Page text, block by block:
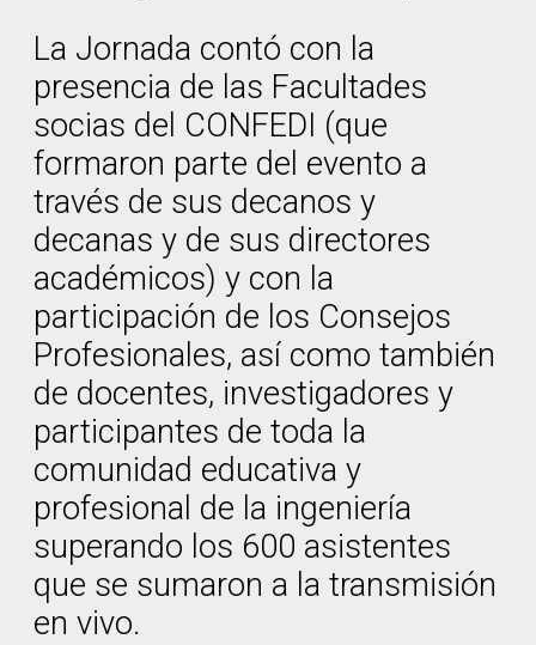
La Jornada contó con la
presencia de las Facultades
socias del CONFEDI (que
formaron parte del evento a
través de sus decanos y
decanas y de sus directores
académicos) y con la
participación de los Consejos
Profesionales, así como también
de docentes, investigadores y
participantes de toda la
comunidad educativa y
profesional de la ingeniería
superando los 600 asistentes
que se sumaron a la transmisión
en vivo.